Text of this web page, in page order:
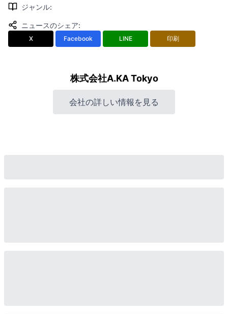
ジャンル:
ニュースのシェア:
X Facebook LINE 印刷
株式会社A.KA Tokyo
会社の詳しい情報を見る